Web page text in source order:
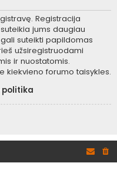
Registracija
jums daugiau
suteikti papildomas
užsiregistruodami
ir nuostatomis.
kiekvieno forumo taisykles.
politika